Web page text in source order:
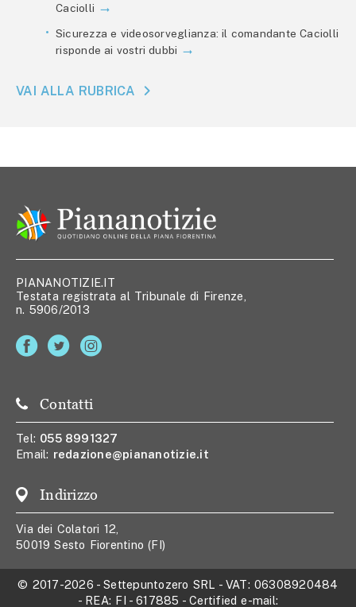
Caciolli
Sicurezza e videosorveglianza: il comandante Caciolli
risponde ai vostri dubbi
VAI ALLA RUBRICA
PIANANOTIZIE.IT
Testata registrata al Tribunale di Firenze,
n. 5906/2013
Contatti
Tel: 055 8991327
Email: redazione@piananotizie.it
Indirizzo
Via dei Colatori 12,
50019 Sesto Fiorentino (FI)
© 2017-2026 -Settepuntozero SRL - VAT: 06308920484
- REA: FI - 617885 - Certified e-mail: